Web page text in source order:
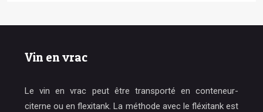
Vin en vrac
Le vin en vrac peut être transporté en conteneur-
citerne ou en flexitank. La méthode avec le fléxitank est